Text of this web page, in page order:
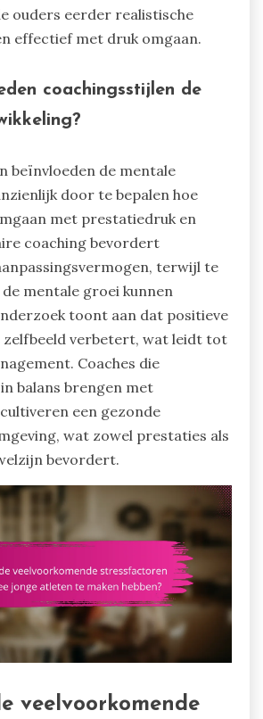
ouders eerder realistische
effectief met druk omgaan.
coachingsstijlen de
beïnvloeden de mentale
door te bepalen hoe
met prestatiedruk en
coaching bevordert
terwijl te
mentale groei kunnen
toont aan dat positieve
verbetert, wat leidt tot
Coaches die
balans brengen met
een gezonde
wat zowel prestaties als
bevordert.
veelvoorkomende